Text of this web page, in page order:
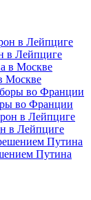
в Лейпциге
Москве
во Франции
в Лейпциге
Путина